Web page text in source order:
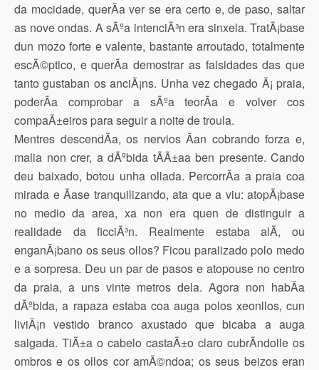
da mocidade, querÃ­a ver se era certo e, de paso, saltar
as nove ondas. A sÃºa intenciÃ³n era sinxela. TratÃ¡base
dun mozo forte e valente, bastante arroutado, totalmente
escÃ©ptico, e querÃ­a demostrar as falsidades das que
tanto gustaban os anciÃ¡ns. Unha vez chegado Ã¡ praia,
poderÃ­a comprobar a sÃºa teorÃ­a e volver cos
compaÃ±eiros para seguir a noite de troula.
Mentres descendÃ­a, os nervios Ã­an cobrando forza e,
malia non crer, a dÃºbida tÃ­Ã±aa ben presente. Cando
deu baixado, botou unha ollada. PercorrÃ­a a praia coa
mirada e Ã­ase tranquilizando, ata que a viu: atopÃ¡base
no medio da area, xa non era quen de distinguir a
realidade da ficciÃ³n. Realmente estaba alÃ­, ou
enganÃ¡bano os seus ollos? Ficou paralizado polo medo
e a sorpresa. Deu un par de pasos e atopouse no centro
da praia, a uns vinte metros dela. Agora non habÃ­a
dÃºbida, a rapaza estaba coa auga polos xeonllos, cun
liviÃ¡n vestido branco axustado que bicaba a auga
salgada. TiÃ±a o cabelo castaÃ±o claro cubrÃ­ndolle os
ombros e os ollos cor amÃ©ndoa; os seus beizos eran